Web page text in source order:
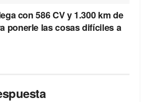
con 586 CV y 1.300 km de
ponerle las cosas difíciles a